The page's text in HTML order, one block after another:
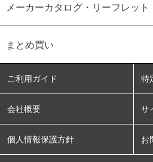
メーカーカタログ・リーフレット
まとめ買い
ご利用ガイド 特
会社概要 サ
個人情報保護方針 お